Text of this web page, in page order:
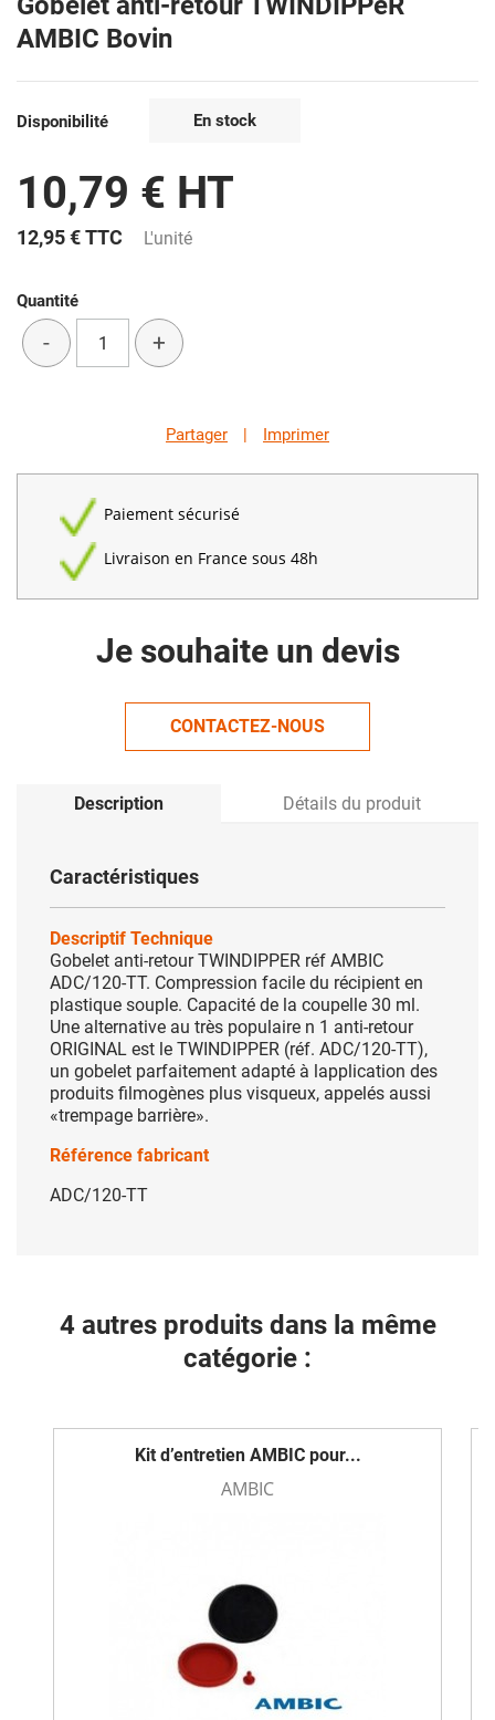
AMBIC Bovin
Disponibilité En stock
10,79 € HT
12,95 €TTC L'unité
Quantité
- +
Partager | Imprimer
Paiement sécurisé
Livraison en France sous 48h
Je souhaite un devis
CONTACTEZ-NOUS
Description Détails du produit
Caractéristiques
Descriptif Technique
Gobelet anti-retour TWINDIPPER réf AMBIC
ADC/120-TT. Compression facile du récipient en
plastique souple. Capacité de la coupelle 30 ml.
Une alternative au très populaire n 1 anti-retour
ORIGINAL est le TWINDIPPER (réf. ADC/120-TT),
un gobelet parfaitement adapté à lapplication des
produits filmogènes plus visqueux, appelés aussi
«trempage barrière».
Référence fabricant
ADC/120-TT
4 autres produits dans la même
catégorie :
Kit d’entretien AMBIC pour...
AMBIC